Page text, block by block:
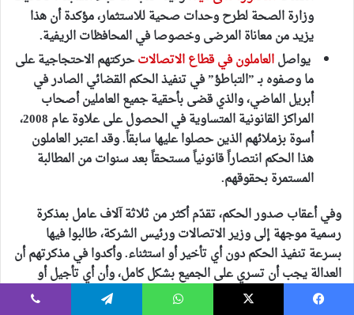
وزارة الصحة لطرح وحدات صحية للاستثمار، مؤكدة أن هذا
يزيد من معاناة المرضى وخصوصا في المحافظات الريفية.
يواصلالعاملون في قطاع الاتصالاتحركتهم الاحتجاجية على
ما وصفوه بـ ”التباطؤ” في تنفيذ الحكم القضائي الصادر في
أبريل الماضي، والذي قضى بأحقية جميع العاملين أصحاب
المراكز القانونية المتساوية في الحصول على علاوة عام 2008،
أسوة بزملائهم الذين حصلوا عليها سابقاً. وقد اعتبر العاملون
هذا الحكم انتصاراً قانونياً مستحقاً بعد سنوات من المطالبة
المستمرة بحقوقهم.
وفي أعقاب صدور الحكم، تقدّم أكثر من ثلاثة آلاف عامل بمذكرة
رسمية موجهة إلى وزير الاتصالات ورئيس الشركة، طالبوا فيها
بسرعة تنفيذ الحكم دون أي تأخير أو استثناء. وأكدوا في مذكرتهم أن
العدالة يجب أن تسري على الجميع بشكل كامل، وأن أي تأجيل أو
تجزئة للعلاوة يعد انتقاصاً من حقهم المشروع، كما قام العاملون